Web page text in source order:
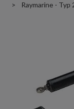
Raymarine - Typ